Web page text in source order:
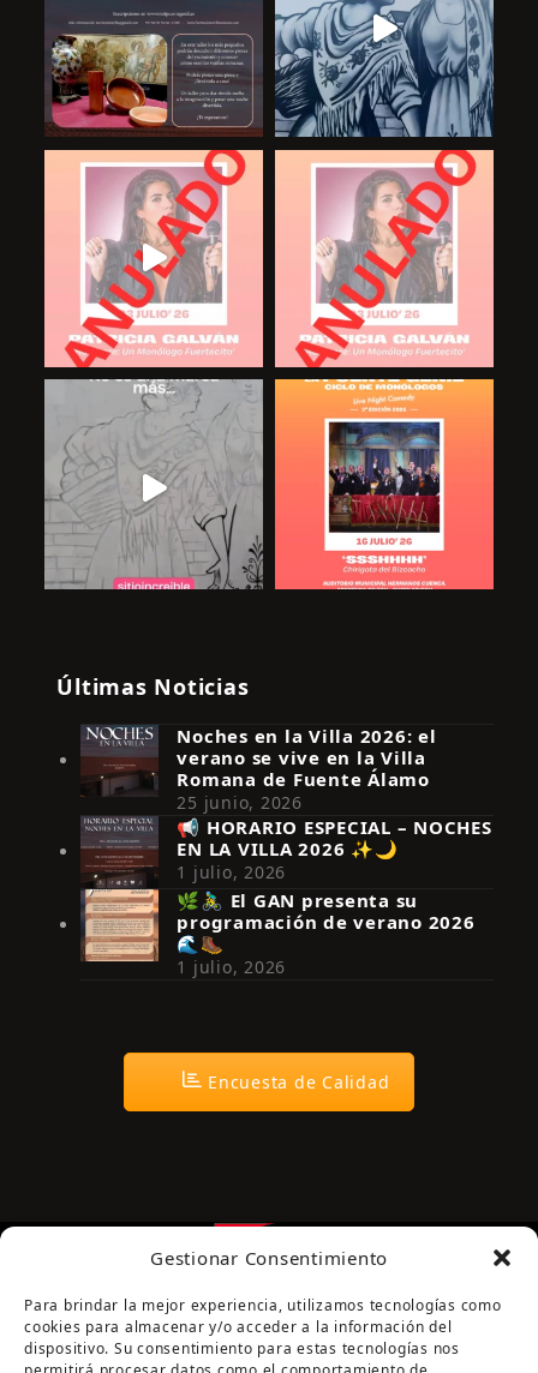
Gestionar Consentimiento
Para brindar la mejor experiencia, utilizamos tecnologías como
cookies para almacenar y/o acceder a la información del
dispositivo. Su consentimiento para estas tecnologías nos
Síguenos en Instagram
Últimas Noticias
Noches en la Villa 2026: el
verano se vive en la Villa
Romana de Fuente Álamo
25 junio, 2026
📢 HORARIO ESPECIAL – NOCHES
EN LA VILLA 2026 ✨🌙
1 julio, 2026
🌿🚴‍♂️ El GAN presenta su
programación de verano 2026
🌊🥾
1 julio, 2026
Encuesta de Calidad